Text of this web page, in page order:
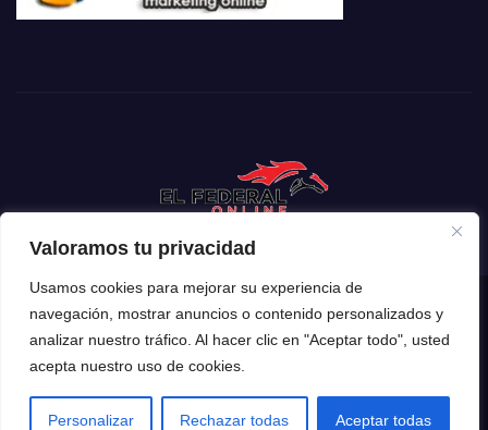
Valoramos tu privacidad
Usamos cookies para mejorar su experiencia de
navegación, mostrar anuncios o contenido personalizados y
analizar nuestro tráfico. Al hacer clic en "Aceptar todo", usted
acepta nuestro uso de cookies.
Personalizar Rechazar todas Aceptar todas
Funciona gracias a WordPress |Tema: Newsup deThemeansar
Inicio Mendoza Argentina
Espectáculos El Mundo Tecnología